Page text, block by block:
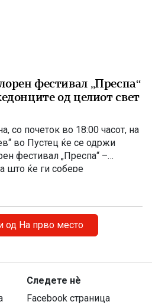
фестивал „Преспа“
од целиот свет
со почеток во 18:00 часот, на
во Пустец ќе се одржи
фестивал „Преспа“ –
што ќе ги собере
Албанија и дијаспората во
за промоција на богатото
[…]
од На прво место
Следете нѐ
Facebook страница